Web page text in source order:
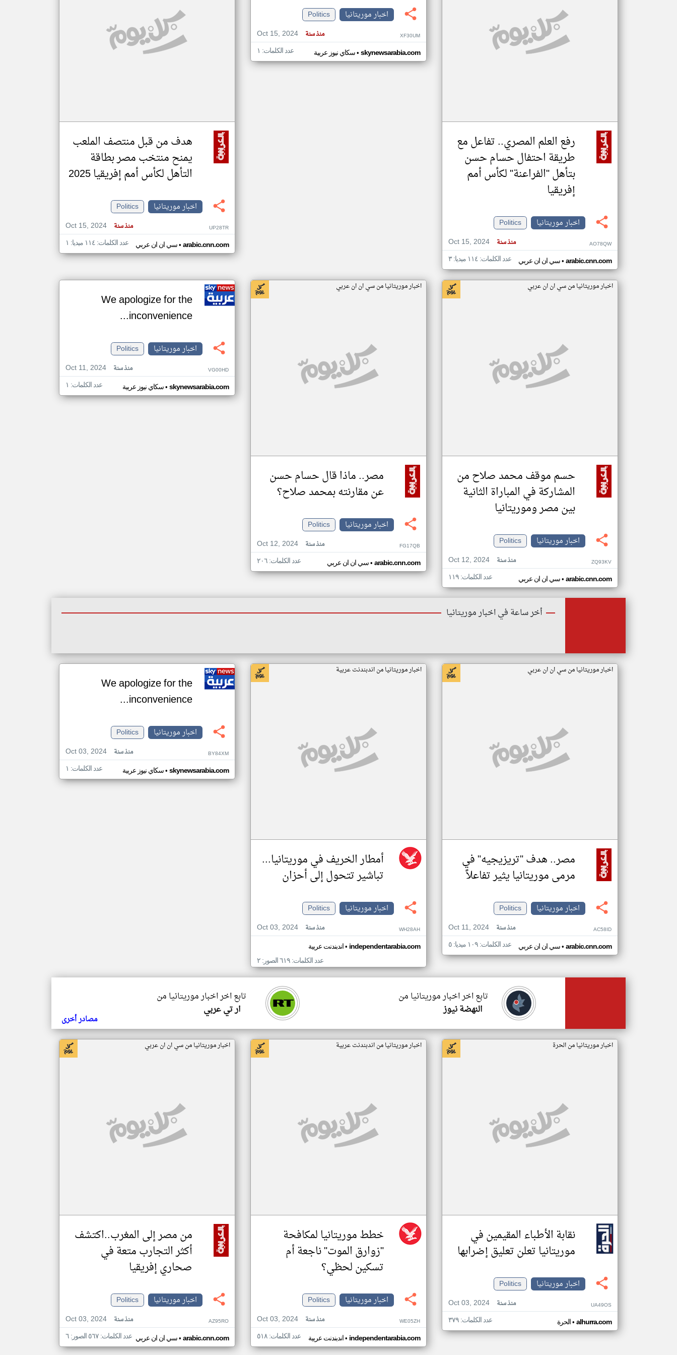
مصادر الأخبار من موريتانيا
رفع العلم المصري.. تفاعل مع
طريقة احتفال حسام حسن
بتأهل "الفراعنة" لكأس أمم
إفريقيا
اخبار موريتانيا
Politics
Oct 15, 2024
منذ سنة AO78QW
سي ان ان عربي• arabic.cnn.com عدد الكلمات: ١١٤ ميديا: ٣
اخبار موريتانيا
Politics
Oct 15, 2024
منذ سنة XF30UM
سكاي نيوز عربية• skynewsarabia.com عدد الكلمات: ١
هدف من قبل منتصف الملعب
يمنح منتخب مصر بطاقة
التأهل لكأس أمم إفريقيا 2025
اخبار موريتانيا
Politics
Oct 15, 2024
منذ سنة UP28TR
سي ان ان عربي• arabic.cnn.com عدد الكلمات: ١١٤ ميديا: ١
اخبار موريتانيا من سي ان ان عربي
حسم موقف محمد صلاح من
المشاركة في المباراة الثانية
بين مصر وموريتانيا
اخبار موريتانيا
Politics
Oct 12, 2024
منذ سنة ZQ93KV
سي ان ان عربي• arabic.cnn.com عدد الكلمات: ١١٩
اخبار موريتانيا من سي ان ان عربي
مصر.. ماذا قال حسام حسن
عن مقارنته بمحمد صلاح؟
اخبار موريتانيا
Politics
Oct 12, 2024
منذ سنة FG17QB
سي ان ان عربي• arabic.cnn.com عدد الكلمات: ٢٠٦
We apologize for the
inconvenience...
اخبار موريتانيا
Politics
Oct 11, 2024
منذ سنة VG00HD
سكاي نيوز عربية• skynewsarabia.com عدد الكلمات: ١
أخر ساعة في اخبار موريتانيا
اخبار موريتانيا من سي ان ان عربي
مصر.. هدف "تريزيجيه" في
مرمى موريتانيا يثير تفاعلاً
اخبار موريتانيا
Politics
Oct 11, 2024
منذ سنة AC58ID
سي ان ان عربي• arabic.cnn.com عدد الكلمات: ١٠٩ ميديا: ٥
اخبار موريتانيا من اندبندنت عربية
أمطار الخريف في موريتانيا...
تباشير تتحول إلى أحزان
اخبار موريتانيا
Politics
Oct 03, 2024
منذ سنة WH28AH
اندبندنت عربية• independentarabia.com
عدد الكلمات: ٦١٩ الصور: ٢
We apologize for the
inconvenience...
اخبار موريتانيا
Politics
Oct 03, 2024
منذ سنة BY84XM
سكاي نيوز عربية• skynewsarabia.com عدد الكلمات: ١
تابع اخر اخبار موريتانيا من
ار تي عربي
تابع اخر اخبار موريتانيا من
النهضة نيوز
مصادر أخرى
اخبار موريتانيا من الحرة
نقابة الأطباء المقيمين في
موريتانيا تعلن تعليق إضرابها
اخبار موريتانيا
Politics
Oct 03, 2024
منذ سنة UA49OS
الحرة• alhurra.com عدد الكلمات: ٣٧٩
اخبار موريتانيا من اندبندنت عربية
خطط موريتانيا لمكافحة
"زوارق الموت" ناجعة أم
تسكين لحظي؟
اخبار موريتانيا
Politics
Oct 03, 2024
منذ سنة WE05ZH
اندبندنت عربية• independentarabia.com عدد الكلمات: ٥١٨
اخبار موريتانيا من سي ان ان عربي
من مصر إلى المغرب..اكتشف
أكثر التجارب متعة في
صحاري إفريقيا
اخبار موريتانيا
Politics
Oct 03, 2024
منذ سنة AZ95RO
سي ان ان عربي• arabic.cnn.com عدد الكلمات: ٥٦٧ الصور: ٦